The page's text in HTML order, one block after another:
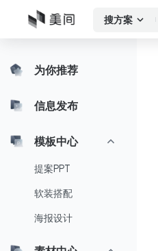
搜方案
为你推荐
信息发布
模板中心
提案PPT
软装搭配
海报设计